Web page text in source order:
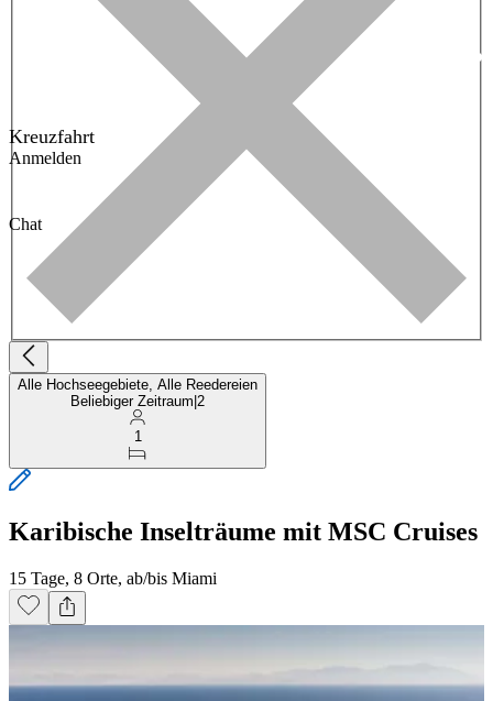
Kreuzfahrt
Anmelden
Chat
Alle Hochseegebiete, Alle Reedereien
Beliebiger Zeitraum 2
1
Karibische Inselträume mit MSC Cruises
15 Tage, 8 Orte, ab/bis Miami